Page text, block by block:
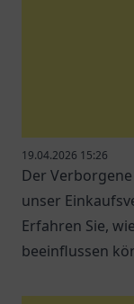
19.04.2026 15:26
Der
unser
Erfahren Sie,
beeinflussen